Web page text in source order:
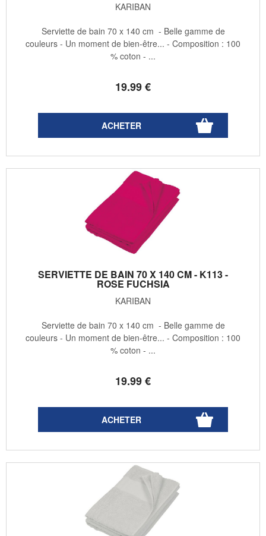
KARIBAN
19.99€
Serviette de bain 70 x 140 cm - Belle gamme de
couleurs - Un moment de bien-être... - Composition : 100
% coton - ...
SERVIETTE DE BAIN 70 X 140 CM - K113 -
ROSE FUCHSIA
KARIBAN
19.99€
Serviette de bain 70 x 140 cm - Belle gamme de
couleurs - Un moment de bien-être... - Composition : 100
% coton - ...